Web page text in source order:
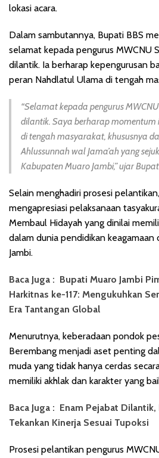
lokasi acara.
Dalam sambutannya, Bupati BBS
selamat kepada pengurus MWCNU
dilantik. Ia berharap kepengurusan
peran Nahdlatul Ulama di tengah
“Selamat kepada pengurus
dilantik. Saya berharap momentum
di tengah masyarakat, khususnya
Ahlussunnah wal Jama’ah yang
Kabupaten Muaro Jambi,” ujar
Selain menghadiri prosesi
mengapresiasi pelaksanaan
Membaul Hidayah yang dinilai
dalam dunia pendidikan keagamaan
Jambi.
Baca Juga : Bupati Muaro Jambi
Harkitnas ke-117: Mengukuhkan
Era Tantangan Global
Menurutnya, keberadaan pondok
Berembang menjadi aset penting
muda yang tidak hanya cerdas
memiliki akhlak dan karakter yang
Baca Juga : Enam Pejabat Dilantik,
Tekankan Kinerja Sesuai Tupoksi
Prosesi pelantikan pengurus